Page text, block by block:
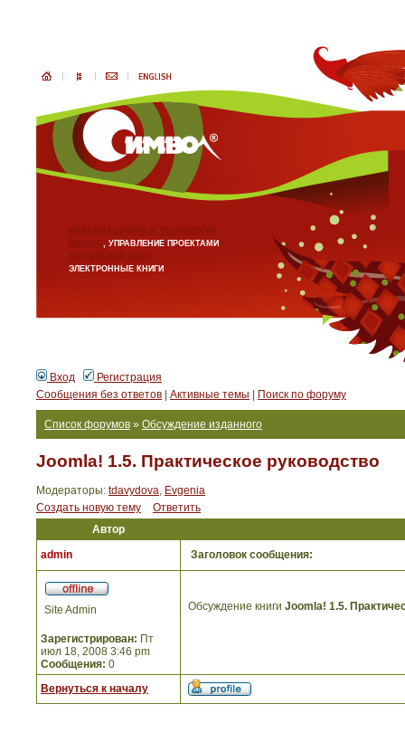
ИНФОРМАЦИОННЫЕ ТЕХНОЛОГИИ
БИЗНЕС, УПРАВЛЕНИЕ ПРОЕКТАМИ
АНГЛИЙСКИЙ ЯЗЫК
ЭЛЕКТРОННЫЕ КНИГИ
Вход
Регистрация
Сообщения без ответов
Активные темы Поиск по форуму
Список форумов » Обсуждение изданного
Joomla! 1.5. Практическое руководство
Модераторы: tdavydova, Evgenia
Создать новую тему
Ответить
Автор
admin
Заголовок сообщения:
Site Admin
Зарегистрирован: Пт
июл 18, 2008 3:46 pm
Сообщения: 0
Обсуждение книги Joomla! 1.5.
Вернуться к началу